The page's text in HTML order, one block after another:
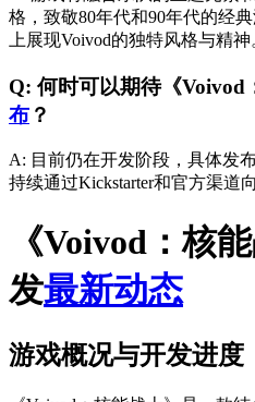
格，致敬80年代和90年代的经
上展现Voivod的独特风格与精神
Q: 何时可以期待《Voivod
布 ？
A: 目前仍在开发阶段，具体发
持续通过Kickstarter和官方渠道
《Voivod：核
发最新动态
游戏概况与开发进度